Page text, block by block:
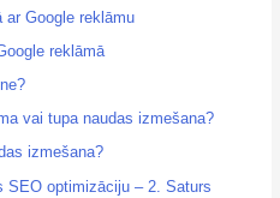
Google reklāmu
reklāmā
vai tupa naudas izmešana?
izmešana?
SEO optimizāciju – 2. Saturs